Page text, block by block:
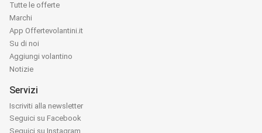
Tutte le offerte
Marchi
App Offertevolantini.it
Su di noi
Aggiungi volantino
Notizie
Servizi
Iscriviti alla newsletter
Seguici su Facebook
Seguici su Instagram